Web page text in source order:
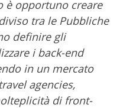
è opportuno creare
tra le Pubbliche
definire gli
i back-end
in un mercato
agencies,
di front-